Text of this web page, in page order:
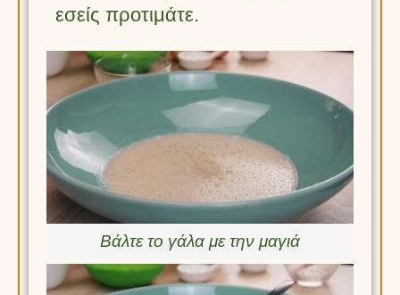
εσείς προτιμάτε.
Βάλτε το γάλα με την μαγιά